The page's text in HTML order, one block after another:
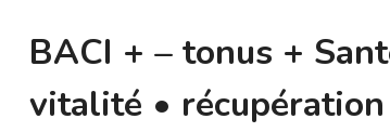
BACI + – tonus +
vitalité •